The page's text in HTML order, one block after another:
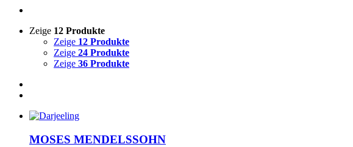
Zeige 12 Produkte
Zeige 12 Produkte
Zeige 24 Produkte
Zeige 36 Produkte
MOSES MENDELSSOHN